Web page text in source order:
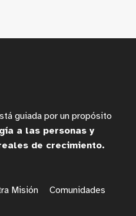
guiada por un propósito
a las personas y
de crecimiento.
Misión
Comunidades